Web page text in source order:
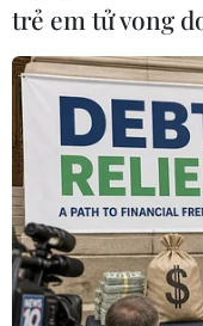
#Hàn Quốc #Đà
#Vũ nhạc
TP.
Theo dõi
trẻ em tử vong